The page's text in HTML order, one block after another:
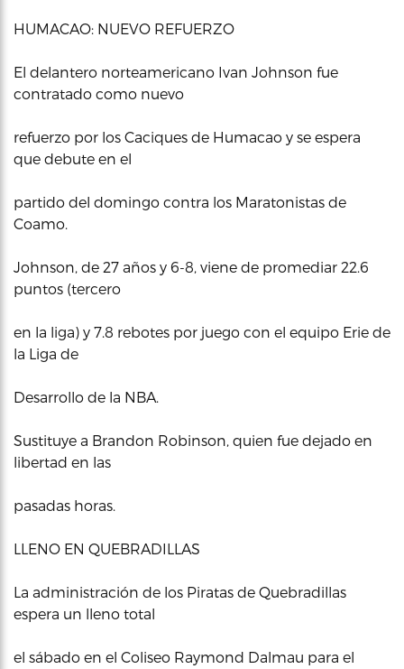
HUMACAO: NUEVO REFUERZO
El delantero norteamericano Ivan Johnson fue
contratado como nuevo
refuerzo por los Caciques de Humacao y se espera
que debute en el
partido del domingo contra los Maratonistas de
Coamo.
Johnson, de 27 años y 6-8, viene de promediar 22.6
puntos (tercero
en la liga) y 7.8 rebotes por juego con el equipo Erie de
la Liga de
Desarrollo de la NBA.
Sustituye a Brandon Robinson, quien fue dejado en
libertad en las
pasadas horas.
LLENO EN QUEBRADILLAS
La administración de los Piratas de Quebradillas
espera un lleno total
el sábado en el Coliseo Raymond Dalmau para el